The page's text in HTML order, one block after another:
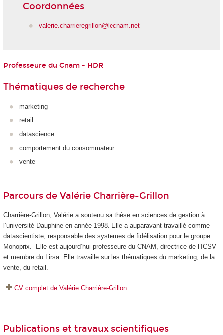
Coordonnées
valerie.charrieregrillon@lecnam.net
Professeure du Cnam - HDR
Thématiques de recherche
marketing
retail
datascience
comportement du consommateur
vente
Parcours de Valérie Charrière-Grillon
Charrière-Grillon, Valérie a soutenu sa thèse en sciences de gestion à
l’université Dauphine en année 1998. Elle a auparavant travaillé comme
datascientiste, responsable des systèmes de fidélisation pour le groupe
Monoprix. Elle est aujourd’hui professeure du CNAM, directrice de l’ICSV
et membre du Lirsa. Elle travaille sur les thématiques du marketing, de la
vente, du retail.
CV complet de Valérie Charrière-Grillon
Publications et travaux scientifiques